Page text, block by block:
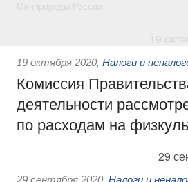
19 октября 2020, Налоги и
Комиссия
деятельности
по расходам на
29
29 сентября 2020, Налоги и